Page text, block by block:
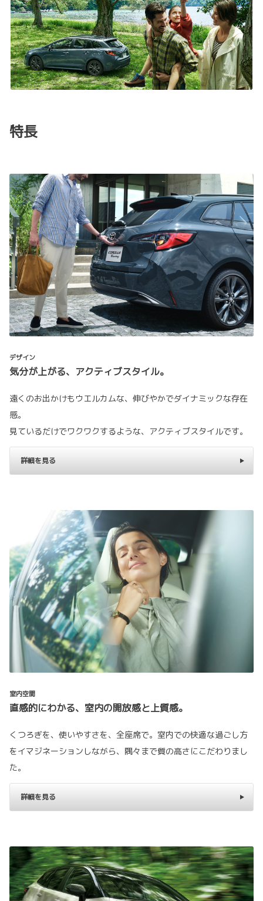
特長
デザイン
気分が上がる、アクティブスタイル。
遠くのお出かけもウエルカムな、伸びやかでダイナミックな存在
感。
見ているだけでワクワクするような、アクティブスタイルです。
詳細を見る
室内空間
直感的にわかる、室内の開放感と上質感。
くつろぎを、使いやすさを、全座席で。室内での快適な過ごし方
をイマジネーションしながら、隅々まで質の高さにこだわりまし
た。
詳細を見る